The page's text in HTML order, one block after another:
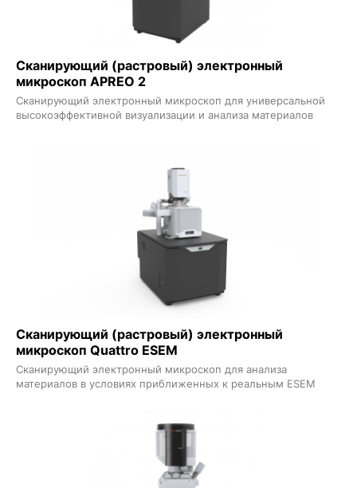
Сканирующий (растровый) электронный
микроскоп APREO 2
Сканирующий электронный микроскоп для универсальной
высокоэффективной визуализации и анализа материалов
Сканирующий (растровый) электронный
микроскоп Quattro ESEM
Сканирующий электронный микроскоп для анализа
материалов в условиях приближенных к реальным ESEM